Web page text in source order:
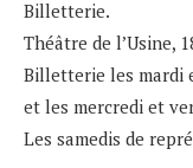
Billetterie.
Théâtre de l’Usine,
Billetterie les mardi
et les mercredi et
Les samedis de